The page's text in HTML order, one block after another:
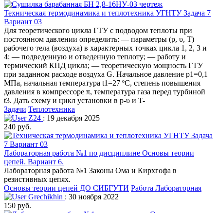
Техническая термодинамика и теплотехника УГНТУ Задача 7
Вариант 03
Для теоретического цикла ГТУ с подводом теплоты при
постоянном давлении определить: — параметры (р, υ, Т)
рабочего тела (воздуха) в характерных точках цикла 1, 2, 3 и
4; — подведенную и отведенную теплоту; — работу и
термический КПД цикла; — теоретическую мощность ГТУ
при заданном расходе воздуха G. Начальное давление р1=0,1
МПа, начальная температура t1=27 ºC, степень повышения
давления в компрессоре π, температура газа перед турбиной
t3. Дать схему и цикл установки в p-υ и T-
Задачи Теплотехника
Z24 : 19 декабря 2025
240 руб.
Лабораторная работа №1 по дисциплине Основы теории
цепей. Вариант 6.
Лабораторная работа №1 Законы Ома и Кирхгофа в
резистивных цепях.
Основы теории цепей ДО СИБГУТИ Работа Лабораторная
Grechikhin : 30 ноября 2022
150 руб.